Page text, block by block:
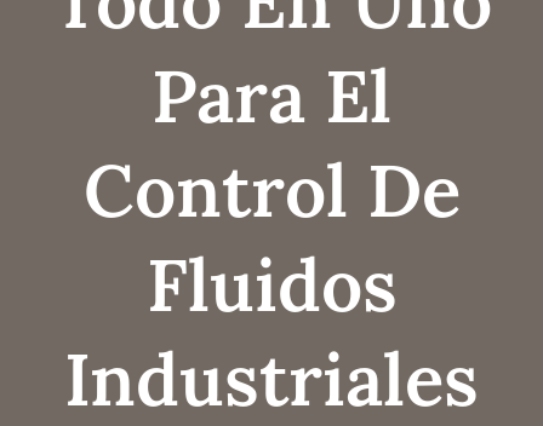
Para El
Control De
Fluidos
Industriales